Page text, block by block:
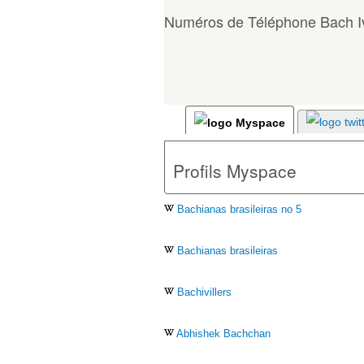
Numéros de Téléphone Bach
Profils Myspace
Bachianas brasileiras no 5
Bachianas brasileiras
Bachivillers
Abhishek Bachchan